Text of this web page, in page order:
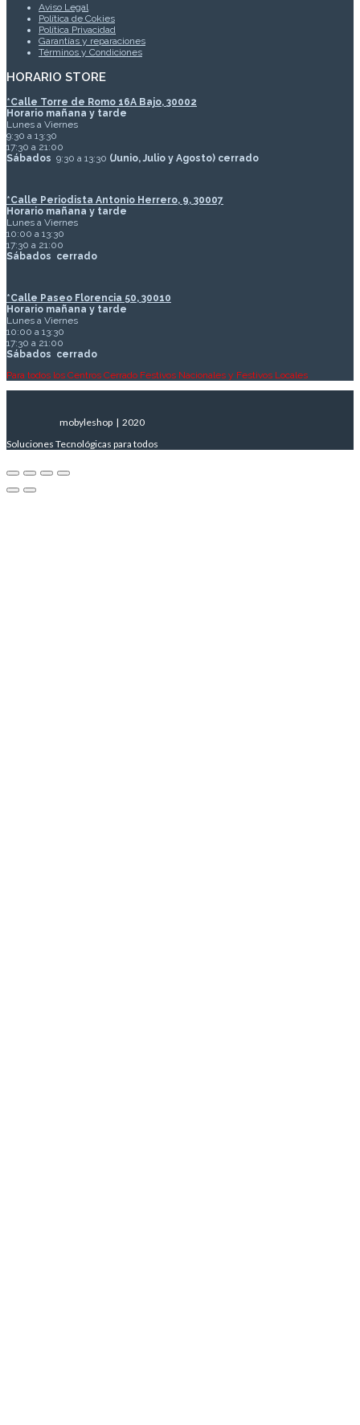
Aviso Legal
Política de Cokies
Política Privacidad
Garantías y reparaciones
Términos y Condiciones
HORARIO STORE
*Calle Torre de Romo 16A Bajo, 30002
Horario mañana y tarde
Lunes a Viernes
9:30 a 13:30
17:30 a 21:00
Sábados 9:30 a 13:30 (Junio, Julio y Agosto) cerrado
*Calle Periodista Antonio Herrero, 9, 30007
Horario mañana y tarde
Lunes a Viernes
10:00 a 13:30
17:30 a 21:00
Sábados cerrado
*Calle Paseo Florencia 50, 30010
Horario mañana y tarde
Lunes a Viernes
10:00 a 13:30
17:30 a 21:00
Sábados cerrado
Para todos los Centros Cerrado Festivos Nacionales y Festivos Locales
mobyleshop | 2020
Soluciones Tecnológicas para todos